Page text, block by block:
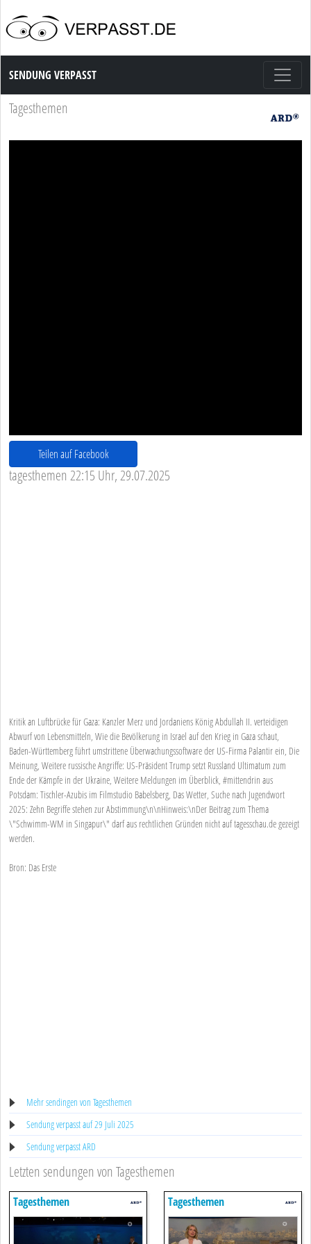
Sendung Verpasst
SENDUNG VERPASST
Tagesthemen
Teilen auf Facebook
tagesthemen 22:15 Uhr, 29.07.2025
Kritik an Luftbrücke für Gaza: Kanzler Merz und Jordaniens König Abdullah II. verteidigen
Abwurf von Lebensmitteln, Wie die Bevölkerung in Israel auf den Krieg in Gaza schaut,
Baden-Württemberg führt umstrittene Überwachungssoftware der US-Firma Palantir ein, Die
Meinung, Weitere russische Angriffe: US-Präsident Trump setzt Russland Ultimatum zum
Ende der Kämpfe in der Ukraine, Weitere Meldungen im Überblick, #mittendrin aus
Potsdam: Tischler-Azubis im Filmstudio Babelsberg, Das Wetter, Suche nach Jugendwort
2025: Zehn Begriffe stehen zur Abstimmung\n\nHinweis:\nDer Beitrag zum Thema
\"Schwimm-WM in Singapur\" darf aus rechtlichen Gründen nicht auf tagesschau.de gezeigt
werden.
Bron: Das Erste
Mehr sendingen von Tagesthemen
Sendung verpasst auf 29 Juli 2025
Sendung verpasst ARD
Letzten sendungen von Tagesthemen
Tagesthemen Tagesthemen